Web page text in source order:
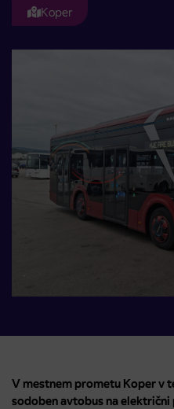
Koper
V mestnem prometu Koper v
sodoben avtobus na